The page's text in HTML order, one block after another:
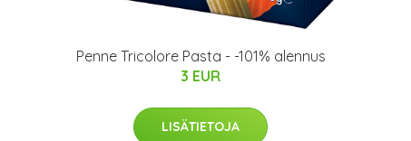
Penne Tricolore Pasta - -101% alennus
3 EUR
LISÄTIETOJA